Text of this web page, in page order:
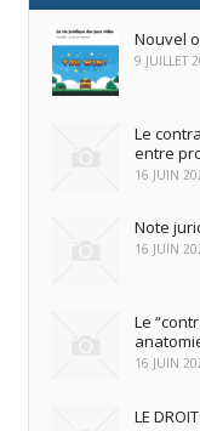
Nouvel
9 JUILLET
Le
entre
16 JUIN
Note
16 JUIN
Le
16 JUIN
LE